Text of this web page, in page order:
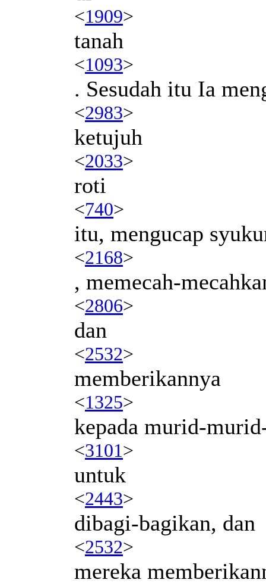
<1909>
tanah
<1093>
. Sesudah itu Ia
<2983>
ketujuh
<2033>
roti
<740>
itu, mengucap
<2168>
, memecah-
<2806>
dan
<2532>
memberikannya
<1325>
kepada murid-
<3101>
untuk
<2443>
dibagi-bagikan, dan
<2532>
mereka